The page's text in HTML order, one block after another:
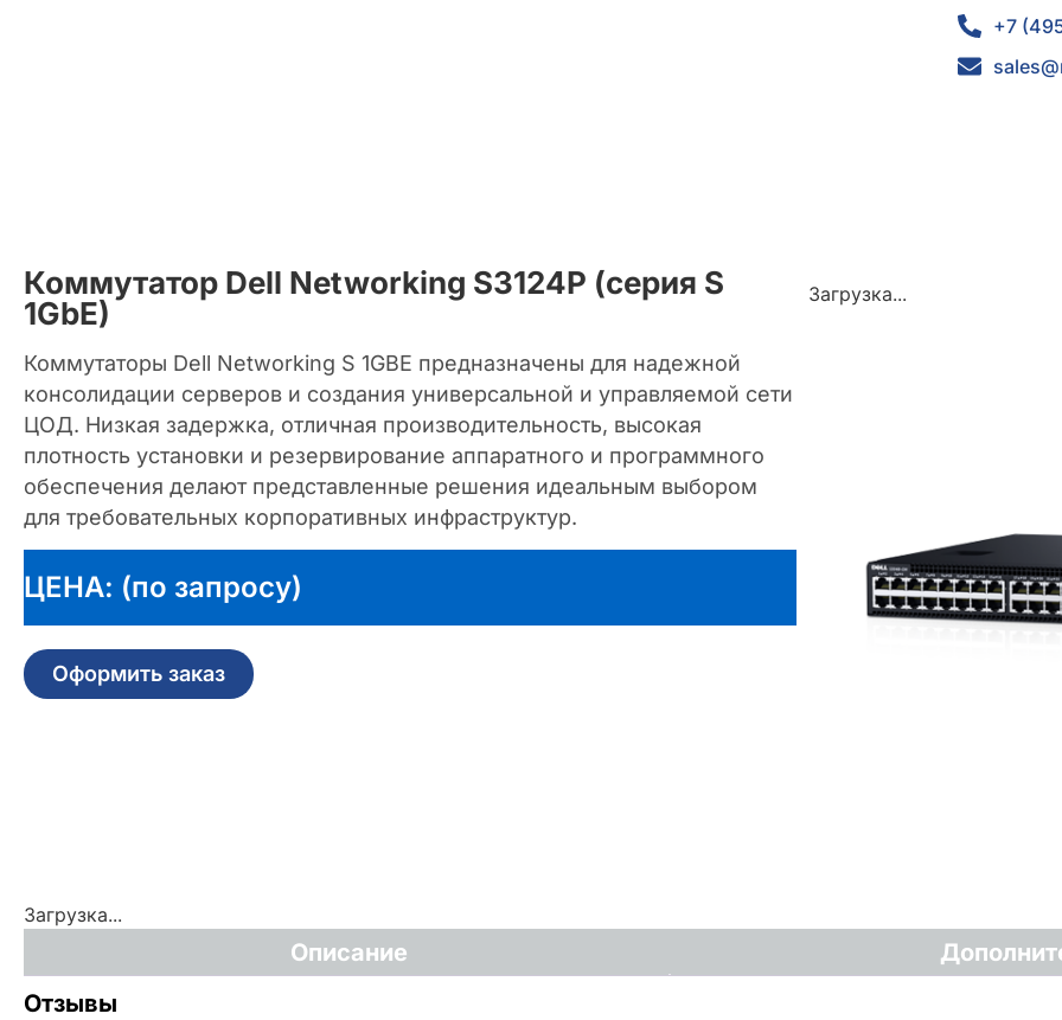
+7
Коммутатор Dell Networking S3124P (серия S
1GbE)
Коммутаторы Dell Networking S 1GBE предназначены для надежной
консолидации серверов и создания универсальной и управляемой сети
ЦОД. Низкая задержка, отличная производительность, высокая
плотность установки и резервирование аппаратного и программного
обеспечения делают представленные решения идеальным выбором
для требовательных корпоративных инфраструктур.
ЦЕНА: (по запросу)
Оформить заказ
Загрузка...
Загрузка...
Описание
Отзывы